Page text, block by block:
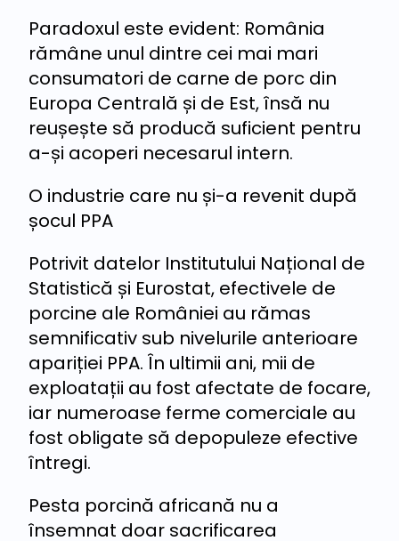
Paradoxul este evident: România
rămâne unul dintre cei mai mari
consumatori de carne de porc din
Europa Centrală și de Est, însă nu
reușește să producă suficient pentru
a-și acoperi necesarul intern.
O industrie care nu și-a revenit după
șocul PPA
Potrivit datelor Institutului Național de
Statistică și Eurostat, efectivele de
porcine ale României au rămas
semnificativ sub nivelurile anterioare
apariției PPA. În ultimii ani, mii de
exploatații au fost afectate de focare,
iar numeroase ferme comerciale au
fost obligate să depopuleze efective
întregi.
Pesta porcină africană nu a
însemnat doar sacrificarea